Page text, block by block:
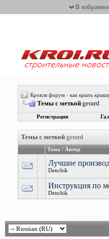
В
Кровля форум - как крыть
Темы с меткой gerard
Регистрация
Темы с меткой gerard
Тема / Автор
Лучшие
Denchik
Инструкция по
Denchik